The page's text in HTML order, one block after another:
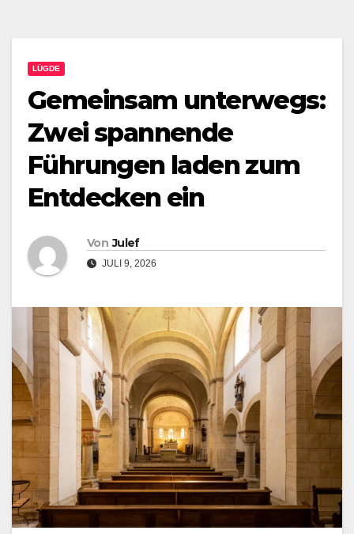
LÜGDE
Gemeinsam unterwegs:
Zwei spannende
Führungen laden zum
Entdecken ein
Von Julef
JULI 9, 2026